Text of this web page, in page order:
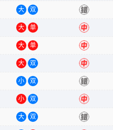
大 双 错
大 单 中
大 单 中
大 双 中
小 双 错
小 双 中
大 双 错